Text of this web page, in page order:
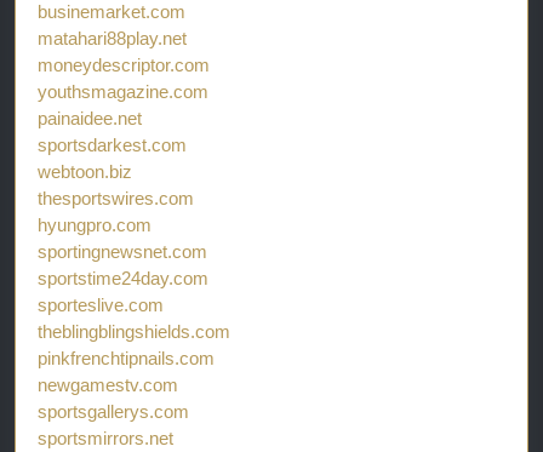
businemarket.com
matahari88play.net
moneydescriptor.com
youthsmagazine.com
painaidee.net
sportsdarkest.com
webtoon.biz
thesportswires.com
hyungpro.com
sportingnewsnet.com
sportstime24day.com
sporteslive.com
theblingblingshields.com
pinkfrenchtipnails.com
newgamestv.com
sportsgallerys.com
sportsmirrors.net